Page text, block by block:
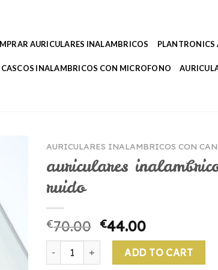
AURICULARES INALAMBRICOS PLANTRONICS
CASCOS INALAMBRICOS CON MICROFONO
AURICULARES INALAMBRICOS CON
auriculares
ruido
€70.00 €44.00
auriculares inalambricos con
ADD TO CART